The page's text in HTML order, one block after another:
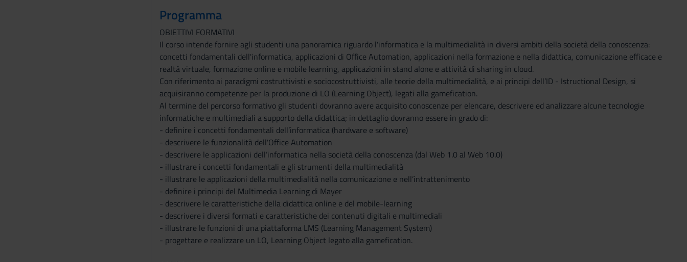
Programma
OBIETTIVI FORMATIVI
Il corso intende fornire agli studenti una panoramica riguardo l'informatica e la multimedialità in diversi ambiti della società della conoscenza:
concetti fondamentali dell'informatica, applicazioni di Office Automation, applicazioni nella formazione e nella didattica, comunicazione efficace e
realtà virtuale, formazione online e mobile learning, applicazioni in stand alone e attività di sharing in cloud.
Con riferimento ai paradigmi costruttivisti e sociocostruttivisti, alle teorie della multimedialità, e ai principi dell’ID - Istructional Design, si
acquisiranno competenze per la produzione di LO (Learning Object), legati alla gamefication.
Al termine del percorso formativo gli studenti dovranno avere acquisito conoscenze per elencare, descrivere ed analizzare alcune tecnologie
informatiche e multimediali a supporto della didattica; in dettaglio dovranno essere in grado di:
- definire i concetti fondamentali dell’informatica (hardware e software)
- descrivere le funzionalità dell'Office Automation
- descrivere le applicazioni dell’informatica nella società della conoscenza (dal Web 1.0 al Web 10.0)
- illustrare i concetti fondamentali e gli strumenti della multimedialità
- illustrare le applicazioni della multimedialità nella comunicazione e nell’intrattenimento
- definire i principi del Multimedia Learning di Mayer
- descrivere le caratteristiche della didattica online e del mobile-learning
- descrivere i diversi formati e caratteristiche dei contenuti digitali e multimediali
- illustrare le funzioni di una piattaforma LMS (Learning Management System)
- progettare e realizzare un LO, Learning Object legato alla gamefication.